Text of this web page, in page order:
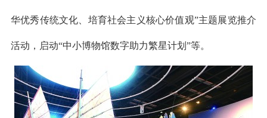
华优秀传统文化、培育社会主义核心价值观”主题展览推介
活动，启动“中小博物馆数字助力繁星计划”等。